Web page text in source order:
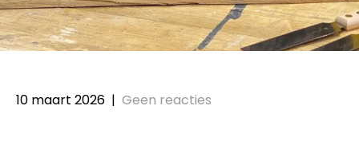
10 maart 2026 | Geen reacties